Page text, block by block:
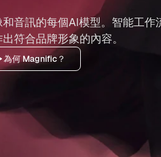
音訊的每個AI模型。智能工
符合品牌形象的內容。
為何 Magnific？